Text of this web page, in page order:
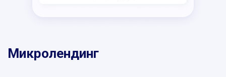
Микролендинг